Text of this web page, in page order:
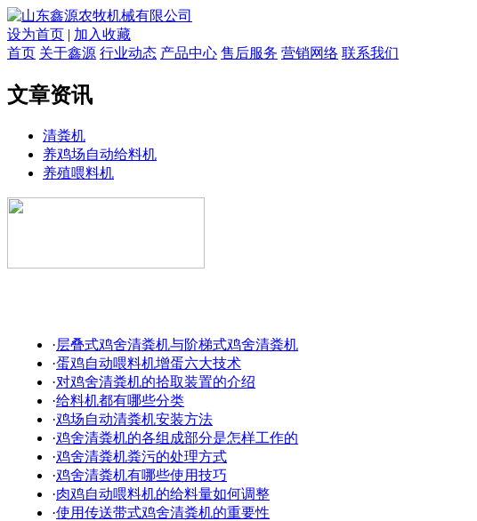
设为首页 | 加入收藏
首页 关于鑫源 行业动态 产品中心 售后服务 营销网络 联系我们
文章资讯
清粪机
养鸡场自动给料机
养殖喂料机
·层叠式鸡舍清粪机与阶梯式鸡舍清粪机
·蛋鸡自动喂料机增蛋六大技术
·对鸡舍清粪机的拾取装置的介绍
·给料机都有哪些分类
·鸡场自动清粪机安装方法
·鸡舍清粪机的各组成部分是怎样工作的
·鸡舍清粪机粪污的处理方式
·鸡舍清粪机有哪些使用技巧
·肉鸡自动喂料机的给料量如何调整
·使用传送带式鸡舍清粪机的重要性